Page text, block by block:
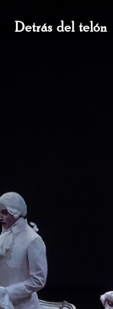
Detrás del telón